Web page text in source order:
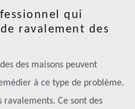
qui
ravalement des
des maisons peuvent
à ce type de problème.
Ce sont des